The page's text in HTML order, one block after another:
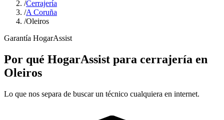
/Cerrajería
/A Coruña
/Oleiros
Garantía HogarAssist
Por qué HogarAssist para cerrajería en
Oleiros
Lo que nos separa de buscar un técnico cualquiera en internet.